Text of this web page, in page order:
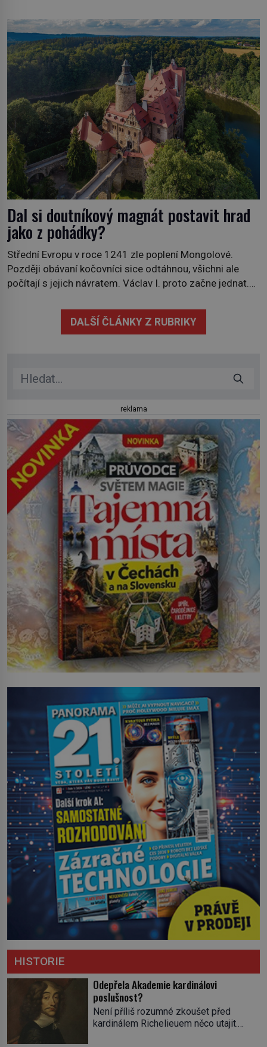
soukromé kolekce – diamantovou tiáru královny Marie.
„Je to ošklivá špičatá tiára,“ zhodnotil klenot britský
politik Sir Henry Channon (1897–1958), když si […]
Dal si doutníkový magnát postavit hrad
jako z pohádky?
Střední Evropu v roce 1241 zle poplení Mongolové.
Později obávaní kočovníci sice odtáhnou, všichni ale
počítají s jejich návratem. Václav I. proto začne jednat.
pečlivě připravit! Český král Václav I. (1205–1253)
přijme opatření, která mají posílit obranu jeho království.
DALŠÍ ČLÁNKY Z RUBRIKY
reklama
HISTORIE
Odepřela Akademie kardinálovi
poslušnost?
Není příliš rozumné zkoušet před
kardinálem Richelieuem něco utajit.